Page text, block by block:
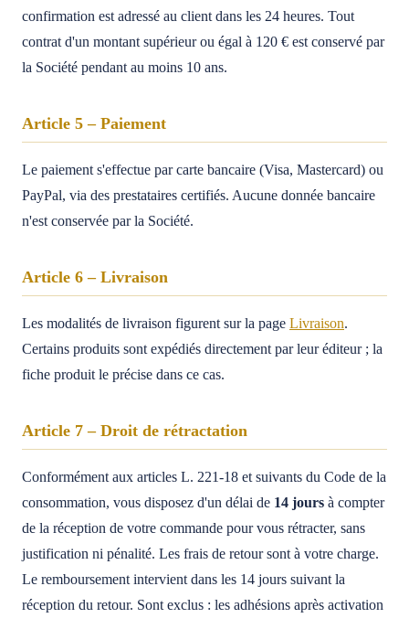
confirmation est adressé au client dans les 24 heures. Tout
contrat d'un montant supérieur ou égal à 120 € est conservé par
la Société pendant au moins 10 ans.
Article 5 – Paiement
Le paiement s'effectue par carte bancaire (Visa, Mastercard) ou
PayPal, via des prestataires certifiés. Aucune donnée bancaire
n'est conservée par la Société.
Article 6 – Livraison
Les modalités de livraison figurent sur la page Livraison.
Certains produits sont expédiés directement par leur éditeur ; la
fiche produit le précise dans ce cas.
Article 7 – Droit de rétractation
Conformément aux articles L. 221-18 et suivants du Code de la
consommation, vous disposez d'un délai de 14 jours à compter
de la réception de votre commande pour vous rétracter, sans
justification ni pénalité. Les frais de retour sont à votre charge.
Le remboursement intervient dans les 14 jours suivant la
réception du retour. Sont exclus : les adhésions après activation